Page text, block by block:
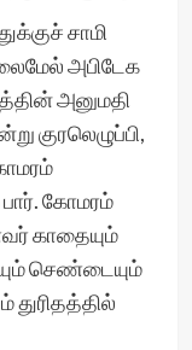
சாமி
அபிடேக
அனுமதி
குரலெழுப்பி,
கோமரம்
காதையும்
செண்டையும்
துரிதத்தில்